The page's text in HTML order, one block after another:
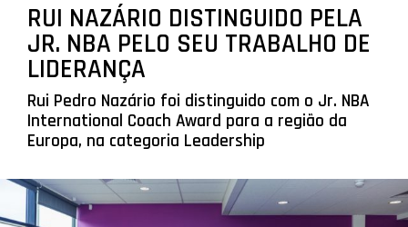
RUI NAZÁRIO DISTINGUIDO PELA
JR. NBA PELO SEU TRABALHO DE
LIDERANÇA
Rui Pedro Nazário foi distinguido com o Jr. NBA
International Coach Award para a região da
Europa, na categoria Leadership